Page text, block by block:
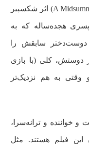
نیمه‌شب تابستان» (A Midsummer Night’s Dream) اثر شکسپیر
هجده‌ساله که به
سابقش را
بیاورد. او با خواهر کوچک‌2تر دوستش، کلی (با بازی
به هم نزدیک‌تر
و خواننده و ترانه‌سرا،
این فیلم هستند. مثل